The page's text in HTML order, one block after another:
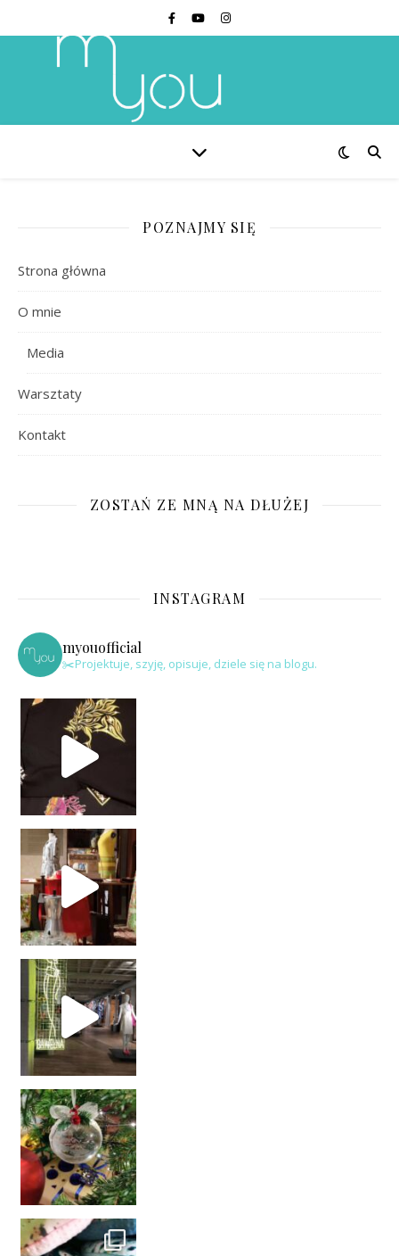
POZNAJMY SIĘ
Strona główna
O mnie
Media
Warsztaty
Kontakt
ZOSTAŃ ZE MNĄ NA DŁUŻEJ
INSTAGRAM
myouofficial
✂️Projektuje, szyję, opisuje, dziele się na blogu.